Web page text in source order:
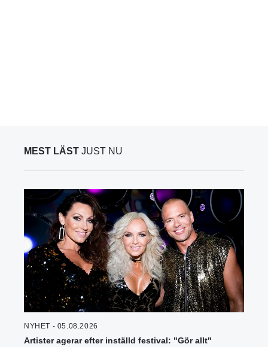
MEST LÄST JUST NU
NYHET - 05.08.2026
Artister agerar efter inställd festival: "Gör allt"